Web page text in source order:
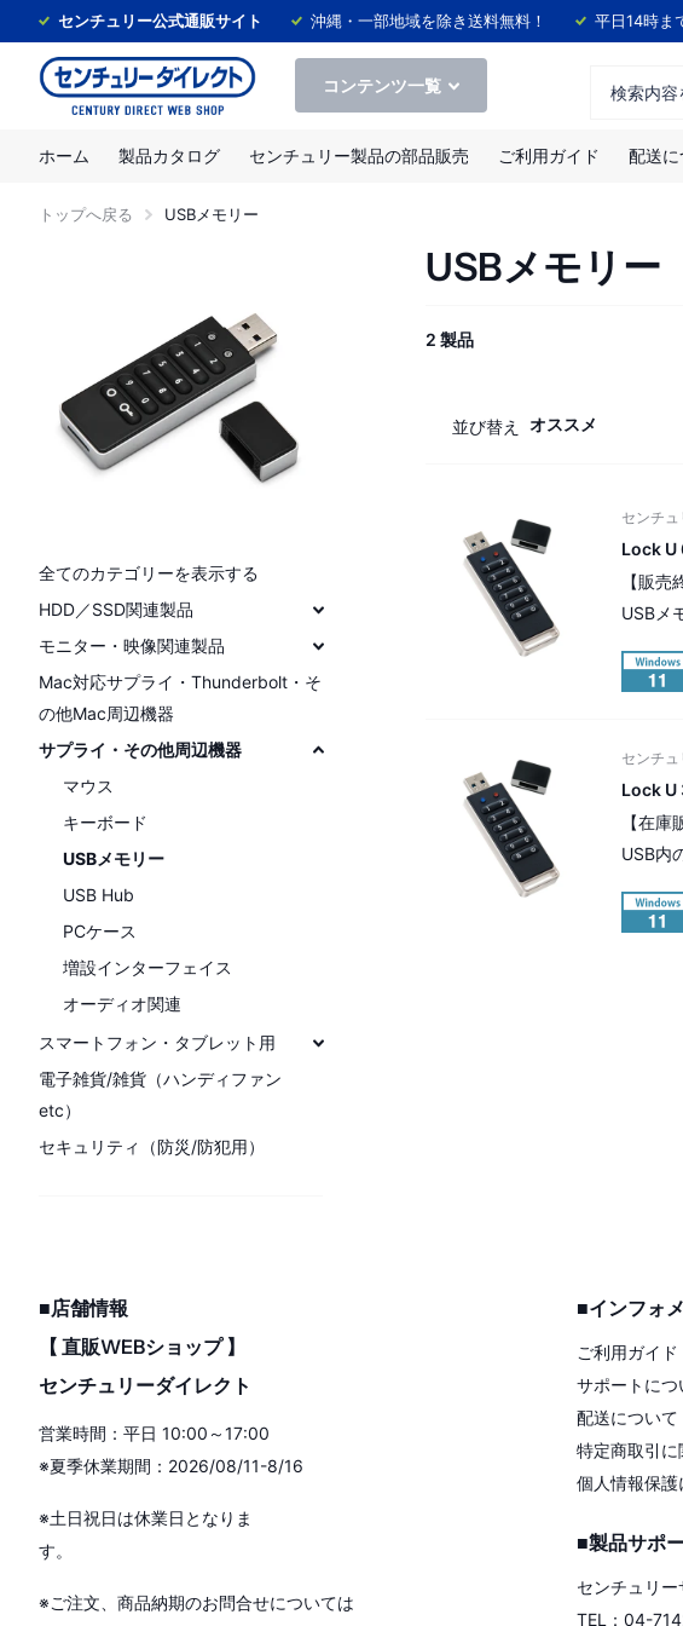
センチュリー公式通販サイト 沖縄・一部地域を除き送料無料！ 平日14時ま
コンテンツ一覧
ホーム 製品カタログ センチュリー製品の部品販売 ご利用ガイド 配送に
トップへ戻る USBメモリー
USBメモリー
2 製品
並び替え
センチュ
Lock U
【販
USBメ
センチュ
Lock U
【在庫
USB内
全てのカテゴリーを表示する
HDD／SSD関連製品
モニター・映像関連製品
Mac対応サプライ・Thunderbolt・そ
の他Mac周辺機器
サプライ・その他周辺機器
マウス
キーボード
USBメモリー
USB Hub
PCケース
増設インターフェイス
オーディオ関連
スマートフォン・タブレット用
電子雑貨/雑貨（ハンディファン
etc）
セキュリティ（防災/防犯用）
■店舗情報
【 直販WEBショップ 】
センチュリーダイレクト
営業時間：平日 10:00～17:00
※夏季休業期間：2026/08/11-8/16
※土日祝日は休業日となりま
す。
※ご注文、商品納期のお問合せについては
■インフォ
ご利用ガイド
サポートにつ
配送について
特定商取引
個人情報保護
■製品サポ
センチュリ
TEL：04-